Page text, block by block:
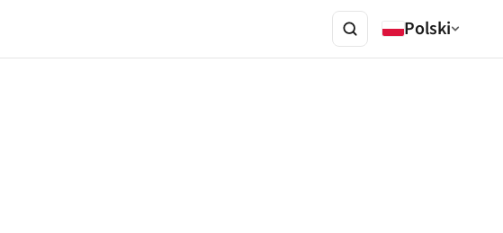
Polski